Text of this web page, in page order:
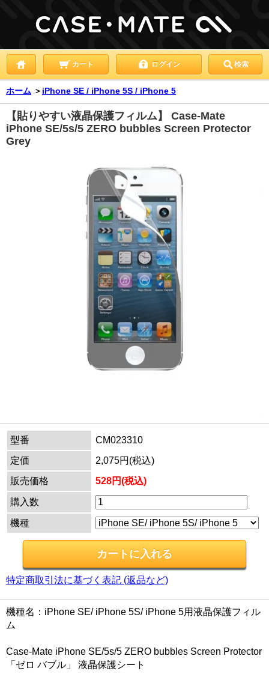
カート ログイン 検索
ホーム ＞ iPhone SE / iPhone 5S / iPhone 5
【貼りやすい液晶保護フィルム】 Case-Mate
iPhone SE/5s/5 ZERO bubbles Screen Protector
Grey
型番
CM023310
定価
2,075円(税込)
販売価格
528円(税込)
購入数
機種
特定商取引法に基づく表記 (返品など)
機種名：iPhone SE/ iPhone 5S/ iPhone 5用液晶保護フィル
ム
Case-Mate iPhone SE/5s/5 ZERO bubbles Screen Protector
「ゼロ バブル」 液晶保護シート